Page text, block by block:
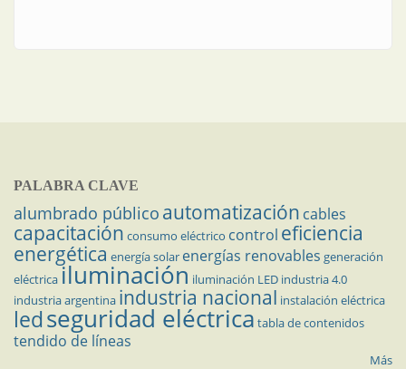
PALABRA CLAVE
alumbrado público automatización cables
capacitación consumo eléctrico control eficiencia
energética energía solar energías renovables generación
eléctricailuminación iluminación LED industria 4.0
industria argentina industria nacional instalación eléctrica
ledseguridad eléctrica tabla de contenidos
tendido de líneas
Más